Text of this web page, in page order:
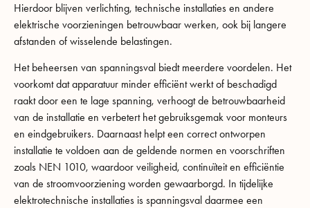
Hierdoor blijven verlichting, technische installaties en andere
elektrische voorzieningen betrouwbaar werken, ook bij langere
afstanden of wisselende belastingen.
Het beheersen van spanningsval biedt meerdere voordelen. Het
voorkomt dat apparatuur minder efficiënt werkt of beschadigd
raakt door een te lage spanning, verhoogt de betrouwbaarheid
van de installatie en verbetert het gebruiksgemak voor monteurs
en eindgebruikers. Daarnaast helpt een correct ontworpen
installatie te voldoen aan de geldende normen en voorschriften
zoals NEN 1010, waardoor veiligheid, continuïteit en efficiëntie
van de stroomvoorziening worden gewaarborgd. In tijdelijke
elektrotechnische installaties is spanningsval daarmee een